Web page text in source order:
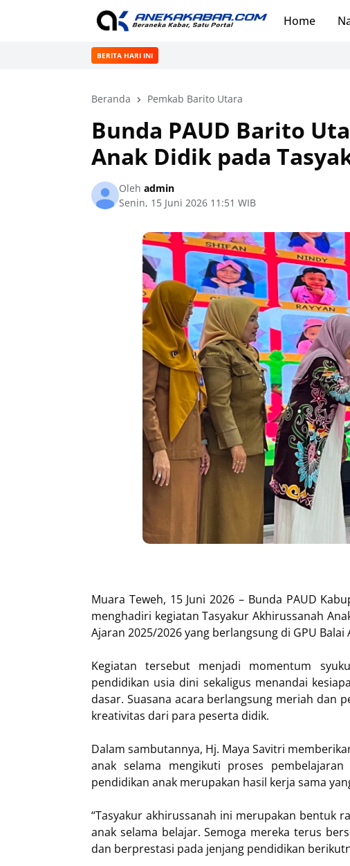
Home
BERITA HARI INI
Beranda Pemkab Barito Utara
Bunda PAUD Barito
Anak Didik pada
Oleh admin
Senin, 15 Juni 2026 11:51 WIB
Muara Teweh, 15 Juni 2026 – Bunda PAUD
menghadiri kegiatan Tasyakur Akhirussanah
Ajaran 2025/2026 yang berlangsung di GPU Balai
Kegiatan tersebut menjadi momentum
pendidikan usia dini sekaligus menandai
dasar. Suasana acara berlangsung meriah dan
kreativitas dari para peserta didik.
Dalam sambutannya, Hj. Maya Savitri
anak selama mengikuti proses
pendidikan anak merupakan hasil kerja sama
“Tasyakur akhirussanah ini merupakan bentuk
anak selama belajar. Semoga mereka terus
dan berprestasi pada jenjang pendidikan